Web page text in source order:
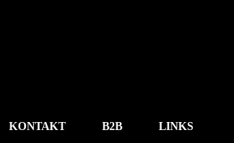
KONTAKT B2B LINKS